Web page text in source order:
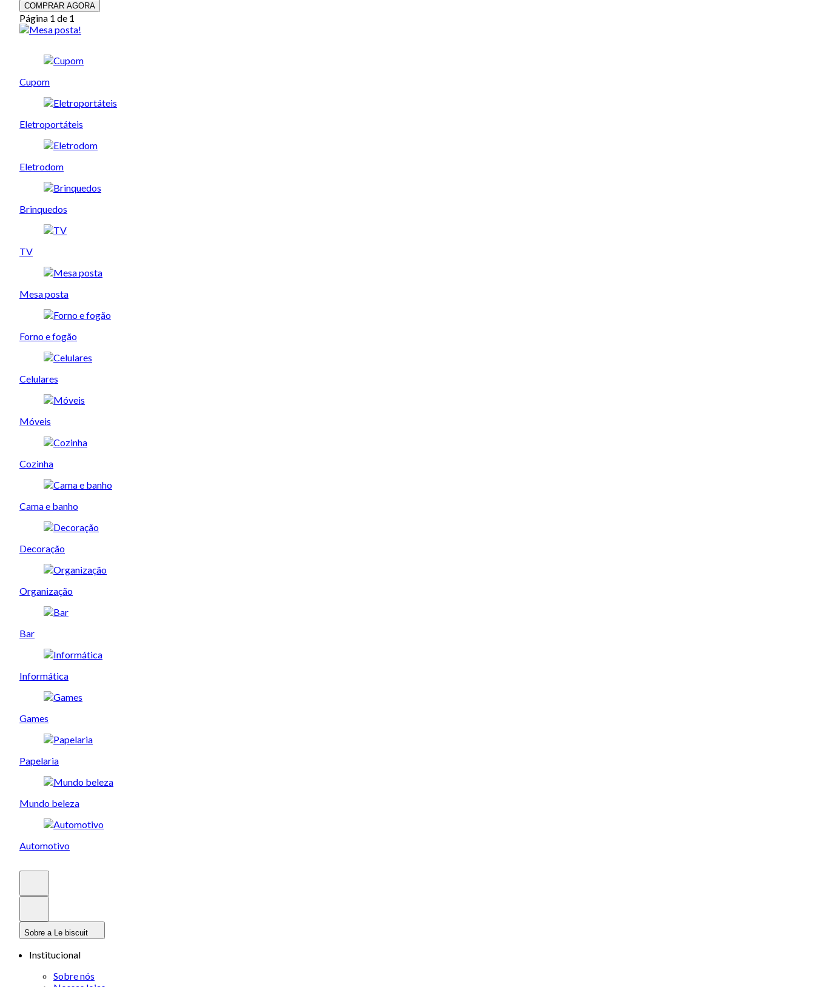
COMPRAR AGORA
Página 1 de 1
Cupom
Eletroportáteis
Eletrodom
Brinquedos
TV
Mesa posta
Forno e fogão
Celulares
Móveis
Cozinha
Cama e banho
Decoração
Organização
Bar
Informática
Games
Papelaria
Mundo beleza
Automotivo
Sobre a Le biscuit
Institucional
Sobre nós